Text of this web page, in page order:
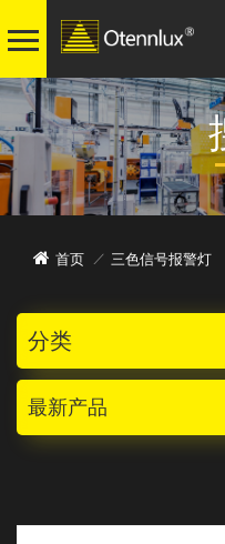
首页 / 三色信号报警灯
分类
最新产品